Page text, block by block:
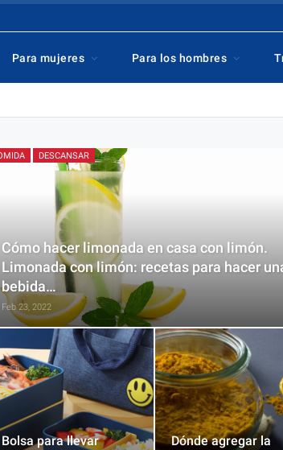
Para mujeres Para los hombres
DESCANSAR
Cómo hacer limonada en casa con limón.
Limonada con limón: recetas para hacer
bebida…
Feb 23, 2022
Bolsa para llevar
Dónde agregar la